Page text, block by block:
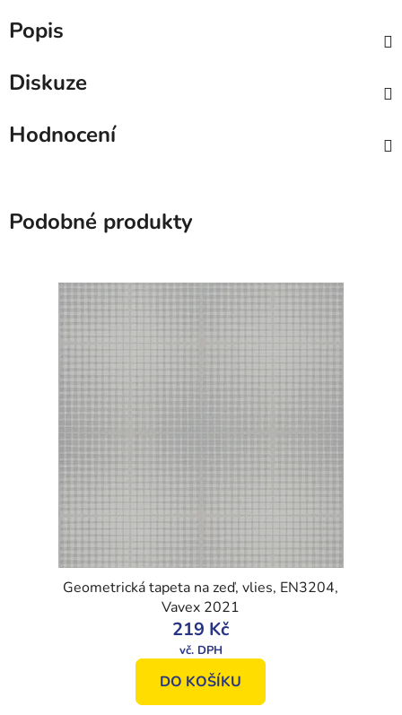
Popis
Diskuze
Hodnocení
Podobné produkty
Geometrická tapeta na zeď, vlies, EN3204,
Vavex 2021
219 Kč
DO KOŠÍKU